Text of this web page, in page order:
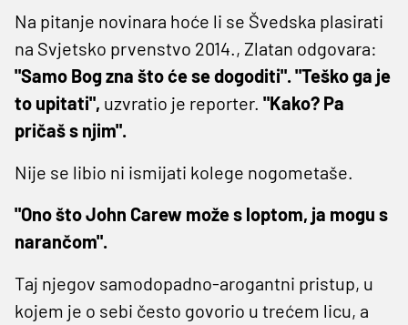
Na pitanje novinara hoće li se Švedska plasirati
na Svjetsko prvenstvo 2014., Zlatan odgovara:
"Samo Bog zna što će se dogoditi". "Teško ga je
to upitati", uzvratio je reporter. "Kako? Pa
pričaš s njim".
Nije se libio ni ismijati kolege nogometaše.
"Ono što John Carew može s loptom, ja mogu s
narančom".
Taj njegov samodopadno-arogantni pristup, u
kojem je o sebi često govorio u trećem licu, a